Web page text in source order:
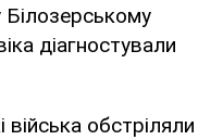
діагностували
війська обстріляли